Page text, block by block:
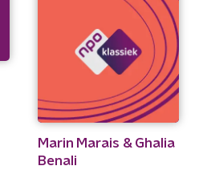
Marin Marais & Ghalia
Benali